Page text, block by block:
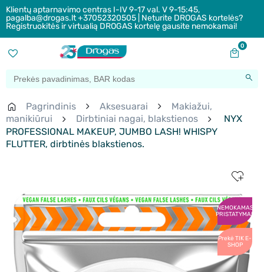
Klientų aptarnavimo centras I-IV 9-17 val. V 9-15:45,
pagalba@drogas.lt +37052320505 | Neturite DROGAS kortelės?
Registruokitės ir virtualią DROGAS kortelę gausite nemokamai!
0
Pagrindinis Aksesuarai
Makiažui,
manikiūrui
Dirbtiniai nagai, blakstienos
NYX
PROFESSIONAL MAKEUP, JUMBO LASH! WHISPY
FLUTTER, dirbtinės blakstienos.
NEMOKAMAS
PRISTATYMAS
Prekė TIK E-
SHOP